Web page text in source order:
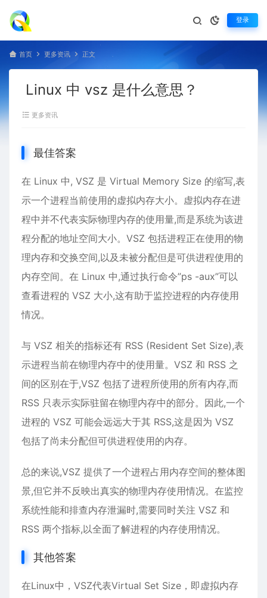
登录
首页 更多资讯 正文
Linux 中 vsz 是什么意思？
更多资讯
最佳答案
在 Linux 中, VSZ 是 Virtual Memory Size 的缩写,表
示一个进程当前使用的虚拟内存大小。虚拟内存在进
程中并不代表实际物理内存的使用量,而是系统为该进
程分配的地址空间大小。VSZ 包括进程正在使用的物
理内存和交换空间,以及未被分配但是可供进程使用的
内存空间。在 Linux 中,通过执行命令”ps -aux”可以
查看进程的 VSZ 大小,这有助于监控进程的内存使用
情况。
与 VSZ 相关的指标还有 RSS (Resident Set Size),表
示进程当前在物理内存中的使用量。VSZ 和 RSS 之
间的区别在于,VSZ 包括了进程所使用的所有内存,而
RSS 只表示实际驻留在物理内存中的部分。因此,一个
进程的 VSZ 可能会远远大于其 RSS,这是因为 VSZ
包括了尚未分配但可供进程使用的内存。
总的来说,VSZ 提供了一个进程占用内存空间的整体图
景,但它并不反映出真实的物理内存使用情况。在监控
系统性能和排查内存泄漏时,需要同时关注 VSZ 和
RSS 两个指标,以全面了解进程的内存使用情况。
其他答案
在Linux中，VSZ代表Virtual Set Size，即虚拟内存